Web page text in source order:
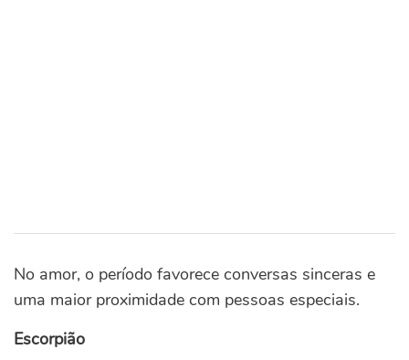
No amor, o período favorece conversas sinceras e
uma maior proximidade com pessoas especiais.
Escorpião